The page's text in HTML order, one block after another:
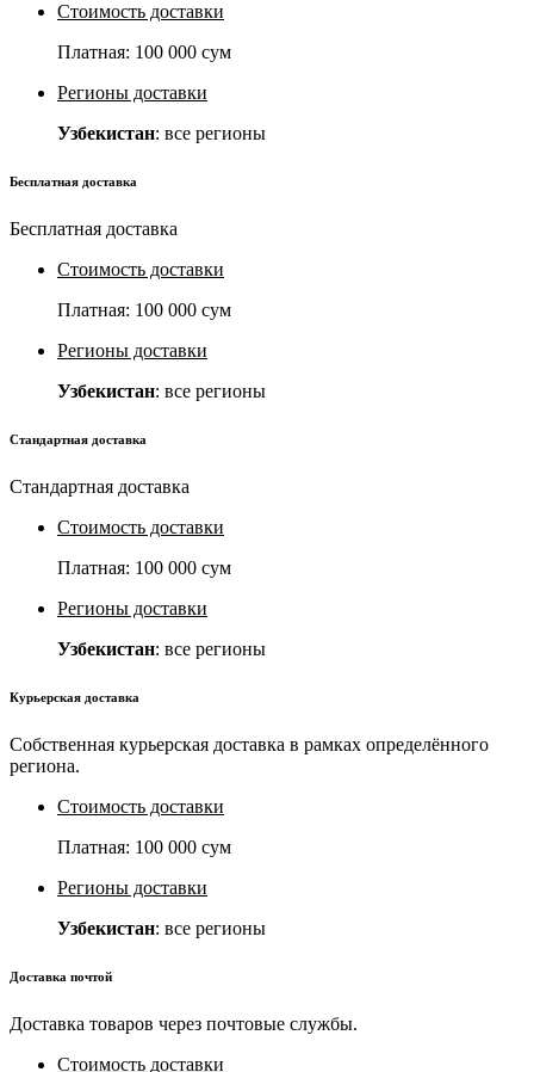
Стоимость доставки
Платная: 100 000 сум
Регионы доставки
Узбекистан: все регионы
Бесплатная доставка
Бесплатная доставка
Стоимость доставки
Платная: 100 000 сум
Регионы доставки
Узбекистан: все регионы
Стандартная доставка
Стандартная доставка
Стоимость доставки
Платная: 100 000 сум
Регионы доставки
Узбекистан: все регионы
Курьерская доставка
Собственная курьерская доставка в рамках определённого
региона.
Стоимость доставки
Платная: 100 000 сум
Регионы доставки
Узбекистан: все регионы
Доставка почтой
Доставка товаров через почтовые службы.
Стоимость доставки